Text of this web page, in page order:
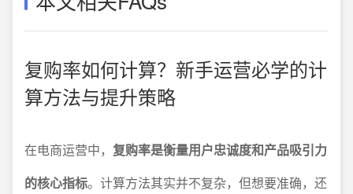
复购率如何计算？新手运营必学的计
算方法与提升策略
在电商运营中， 复购率是衡量用户忠诚度和产品吸引力
的核心指标。计算方法其实并不复杂，但想要准确，还